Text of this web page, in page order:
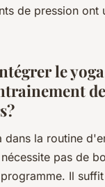
de pression ont
le
dans la routine
pas de
Il